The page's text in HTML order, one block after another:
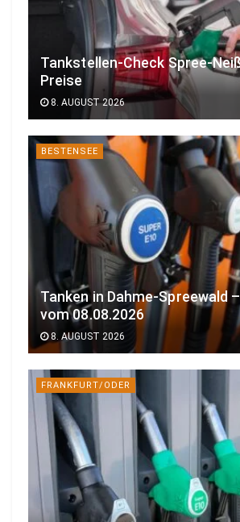
Tankstellen-Check Spree-
Preise
8. AUGUST 2026
BESTENSEE
Tanken in Dahme-Spreewald
vom 08.08.2026
8. AUGUST 2026
FRANKFURT/ODER